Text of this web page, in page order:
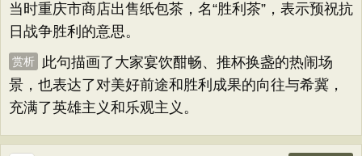
当时重庆市商店出售纸包茶，名“胜利茶”，表示预祝抗
日战争胜利的意思。
赏析
此句描画了大家宴饮酣畅、推杯换盏的热闹场
景，也表达了对美好前途和胜利成果的向往与希冀，
充满了英雄主义和乐观主义。